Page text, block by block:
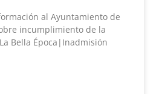
al Ayuntamiento de
incumplimiento de la
Bella Época|Inadmisión